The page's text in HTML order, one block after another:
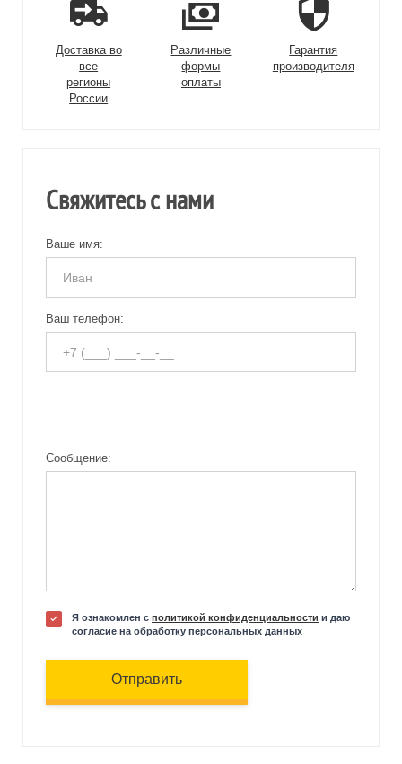
Доставка во
все
регионы
России
Различные
формы
оплаты
Гарантия
производителя
Свяжитесь с нами
Ваше имя:
Ваш телефон:
Сообщение:
Я ознакомлен с политикой конфиденциальности и даю
согласие на обработку персональных данных
Отправить